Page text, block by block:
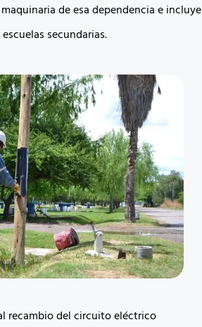
de esa dependencia e incluye
secundarias.
recambio del circuito eléctrico